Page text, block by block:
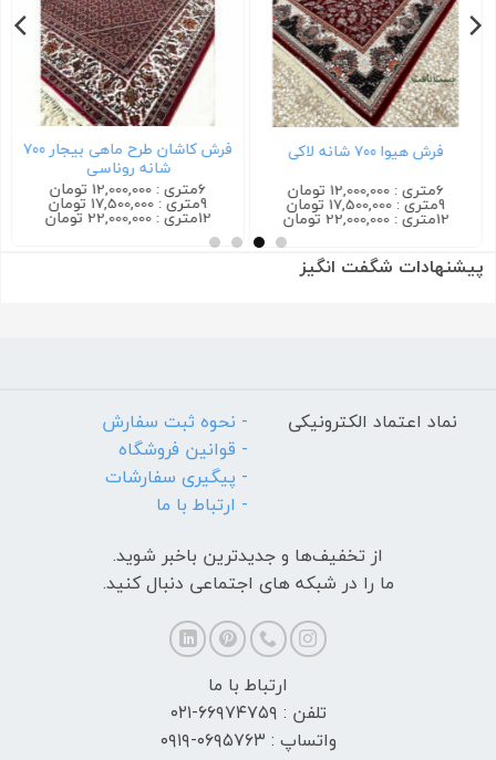
فرش هیوا ۷۰۰ شانه لاکی
6متری : 12,000,000 تومان
9متری : 17,500,000 تومان
12متری : 22,000,000 تومان
فرش کاشان طرح ماهی بیجار ۷۰۰
شانه روناسی
6متری : 12,000,000 تومان
9متری : 17,500,000 تومان
12متری : 22,000,000 تومان
پیشنهادات شگفت انگیز
نماد اعتماد الکترونیکی
- نحوه ثبت سفارش
- قوانین فروشگاه
- پیگیری سفارشات
- ارتباط با ما
از تخفیف‌ها و جدیدترین‌ باخبر شوید.
ما را در شبکه های اجتماعی دنبال کنید.
ارتباط با ما
تلفن : ۶۶۹۷۴۷۵۹-۰۲۱
واتساپ : ۰۶۹۵۷۶۳-۰۹۱۹